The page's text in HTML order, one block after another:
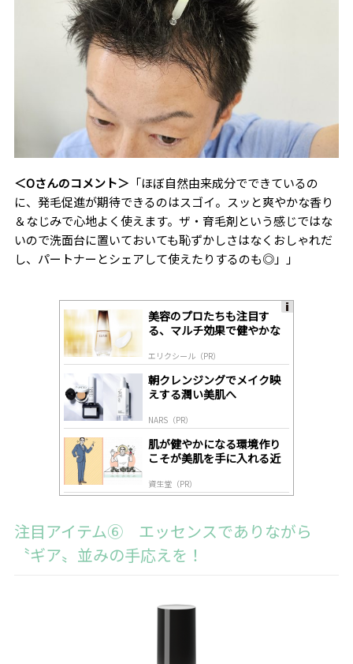
＜Oさんのコメント＞ 「ほぼ自然由来成分でできているの
に、発毛促進が期待できるのはスゴイ。スッと爽やかな香り
＆なじみで心地よく使えます。ザ・育毛剤という感じではな
いので洗面台に置いておいても恥ずかしさはなくおしゃれだ
し、パートナーとシェアして使えたりするのも◎」」
美容のプロたちも注目す
る、マルチ効果で健やかな
エリクシール（PR）
朝クレンジングでメイク映
えする潤い美肌へ
NARS（PR）
肌が健やかになる環境作り
こそが美肌を手に入れる近
資生堂（PR）
注目アイテム⑥ エッセンスでありながら
〝ギア〟並みの手応えを！